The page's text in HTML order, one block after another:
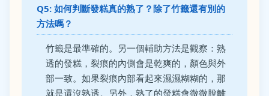
Q5: 如何判斷發糕真的熟了？除了竹籤還有別的
方法嗎？
竹籤是最準確的。另一個輔助方法是觀察：熟
透的發糕，裂痕的內側會是乾爽的，顏色與外
部一致。如果裂痕內部看起來濕濕糊糊的，那
就是還沒熟透。另外，熟了的發糕會微微脫離